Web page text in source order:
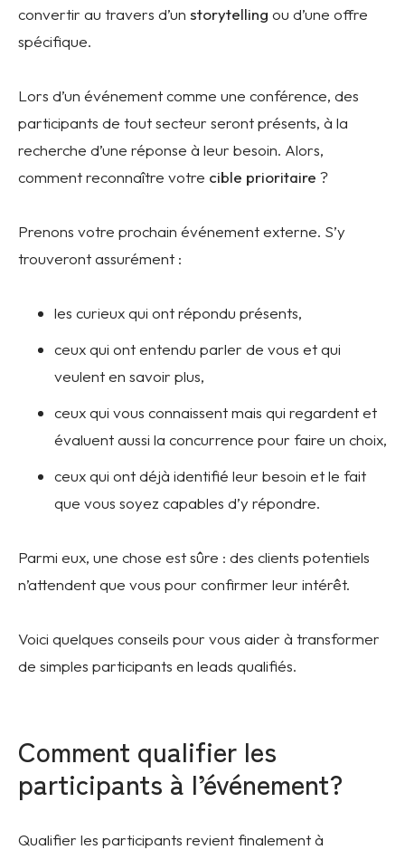
convertir au travers d’un storytelling ou d’une offre
spécifique.
Lors d’un événement comme une conférence, des
participants de tout secteur seront présents, à la
recherche d’une réponse à leur besoin. Alors,
comment reconnaître votre cible prioritaire ?
Prenons votre prochain événement externe. S’y
trouveront assurément :
les curieux qui ont répondu présents,
ceux qui ont entendu parler de vous et qui
veulent en savoir plus,
ceux qui vous connaissent mais qui regardent et
évaluent aussi la concurrence pour faire un choix,
ceux qui ont déjà identifié leur besoin et le fait
que vous soyez capables d’y répondre.
Parmi eux, une chose est sûre : des clients potentiels
n’attendent que vous pour confirmer leur intérêt.
Voici quelques conseils pour vous aider à transformer
de simples participants en leads qualifiés.
Comment qualifier les
participants à l’événement?
Qualifier les participants revient finalement à